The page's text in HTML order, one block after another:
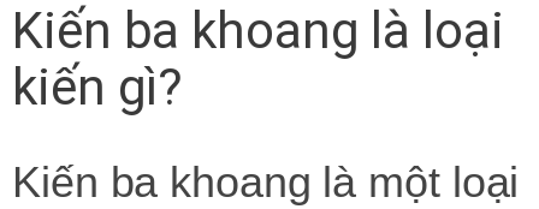
Kiến ba khoang là loại
kiến gì?
Kiến ba khoang là một loại